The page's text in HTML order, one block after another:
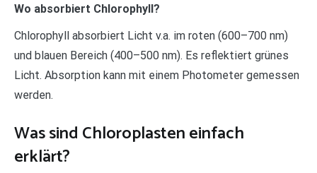
Wo absorbiert Chlorophyll?
Chlorophyll absorbiert Licht v.a. im roten (600–700 nm)
und blauen Bereich (400–500 nm). Es reflektiert grünes
Licht. Absorption kann mit einem Photometer gemessen
werden.
Was sind Chloroplasten einfach
erklärt?